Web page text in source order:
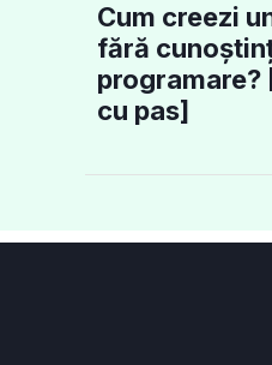
Cum creezi
fără
programare?
cu pas]